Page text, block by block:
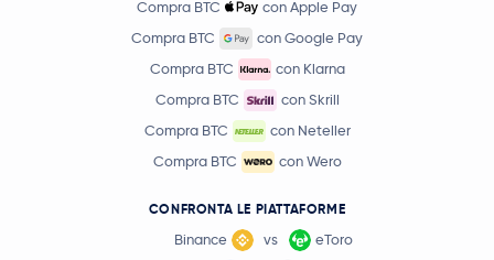
Compra BTC
con Apple Pay
Compra BTC
con Google Pay
Compra BTC
con Klarna
Compra BTC
con Skrill
Compra BTC
con Neteller
Compra BTC
con Wero
CONFRONTA LE PIATTAFORME
Binance vs
eToro